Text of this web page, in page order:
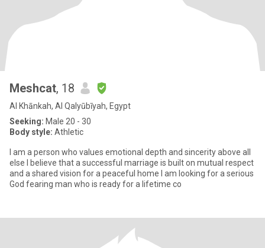
Meshcat, 18
Al Khānkah, Al Qalyūbīyah, Egypt
Seeking: Male 20 - 30
Body style: Athletic
I am a person who values emotional depth and sincerity above all
else I believe that a successful marriage is built on mutual respect
and a shared vision for a peaceful home I am looking for a serious
God fearing man who is ready for a lifetime co